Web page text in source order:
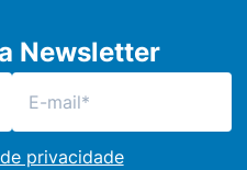
Newsletter
privacidade